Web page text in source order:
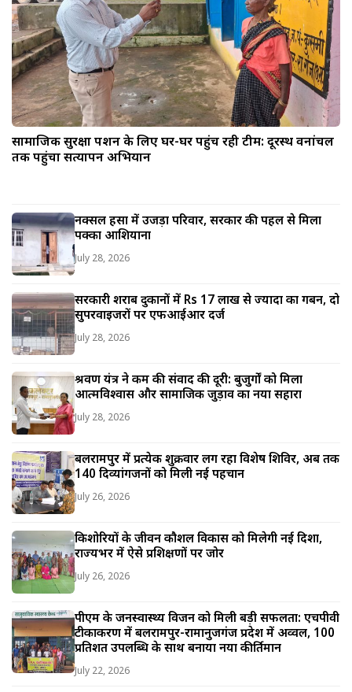
सामाजिक सुरक्षा पेंशन के लिए घर-घर पहुंच रही टीम: दूरस्थ वनांचल
तक पहुंचा सत्यापन अभियान
नक्सल हिंसा में उजड़ा परिवार, सरकार की पहल से मिला
पक्का आशियाना
July 28, 2026
सरकारी शराब दुकानों में Rs 17 लाख से ज्यादा का गबन, दो
सुपरवाइजरों पर एफआईआर दर्ज
July 28, 2026
श्रवण यंत्र ने कम की संवाद की दूरी: बुजुर्गों को मिला
आत्मविश्वास और सामाजिक जुड़ाव का नया सहारा
July 28, 2026
बलरामपुर में प्रत्येक शुक्रवार लग रहा विशेष शिविर, अब तक
140 दिव्यांगजनों को मिली नई पहचान
July 26, 2026
किशोरियों के जीवन कौशल विकास को मिलेगी नई दिशा,
राज्यभर में ऐसे प्रशिक्षणों पर जोर
July 26, 2026
पीएम के जनस्वास्थ्य विजन को मिली बड़ी सफलता: एचपीवी
टीकाकरण में बलरामपुर-रामानुजगंज प्रदेश में अव्वल, 100
प्रतिशत उपलब्धि के साथ बनाया नया कीर्तिमान
July 22, 2026